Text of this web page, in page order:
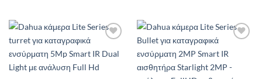
Wishlist
Wishlist